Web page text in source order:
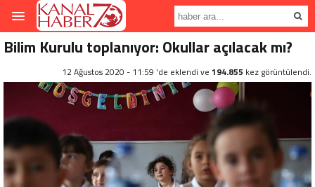
Bilim Kurulu toplanıyor: Okullar açılacak mı?
12 Ağustos 2020 - 11:59 'de eklendi ve 194.855 kez görüntülendi.